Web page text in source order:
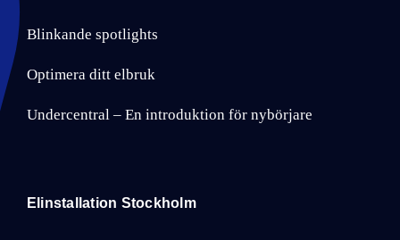
Blinkande spotlights
Optimera ditt elbruk
Undercentral – En introduktion för nybörjare
Elinstallation Stockholm